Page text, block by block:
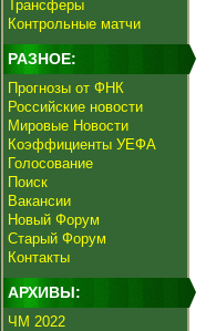
Трансферы
Контрольные матчи
РАЗНОЕ:
Прогнозы от ФНК
Российские новости
Мировые Новости
Коэффициенты УЕФА
Голосование
Поиск
Вакансии
Новый Форум
Старый Форум
Контакты
АРХИВЫ:
ЧМ 2022